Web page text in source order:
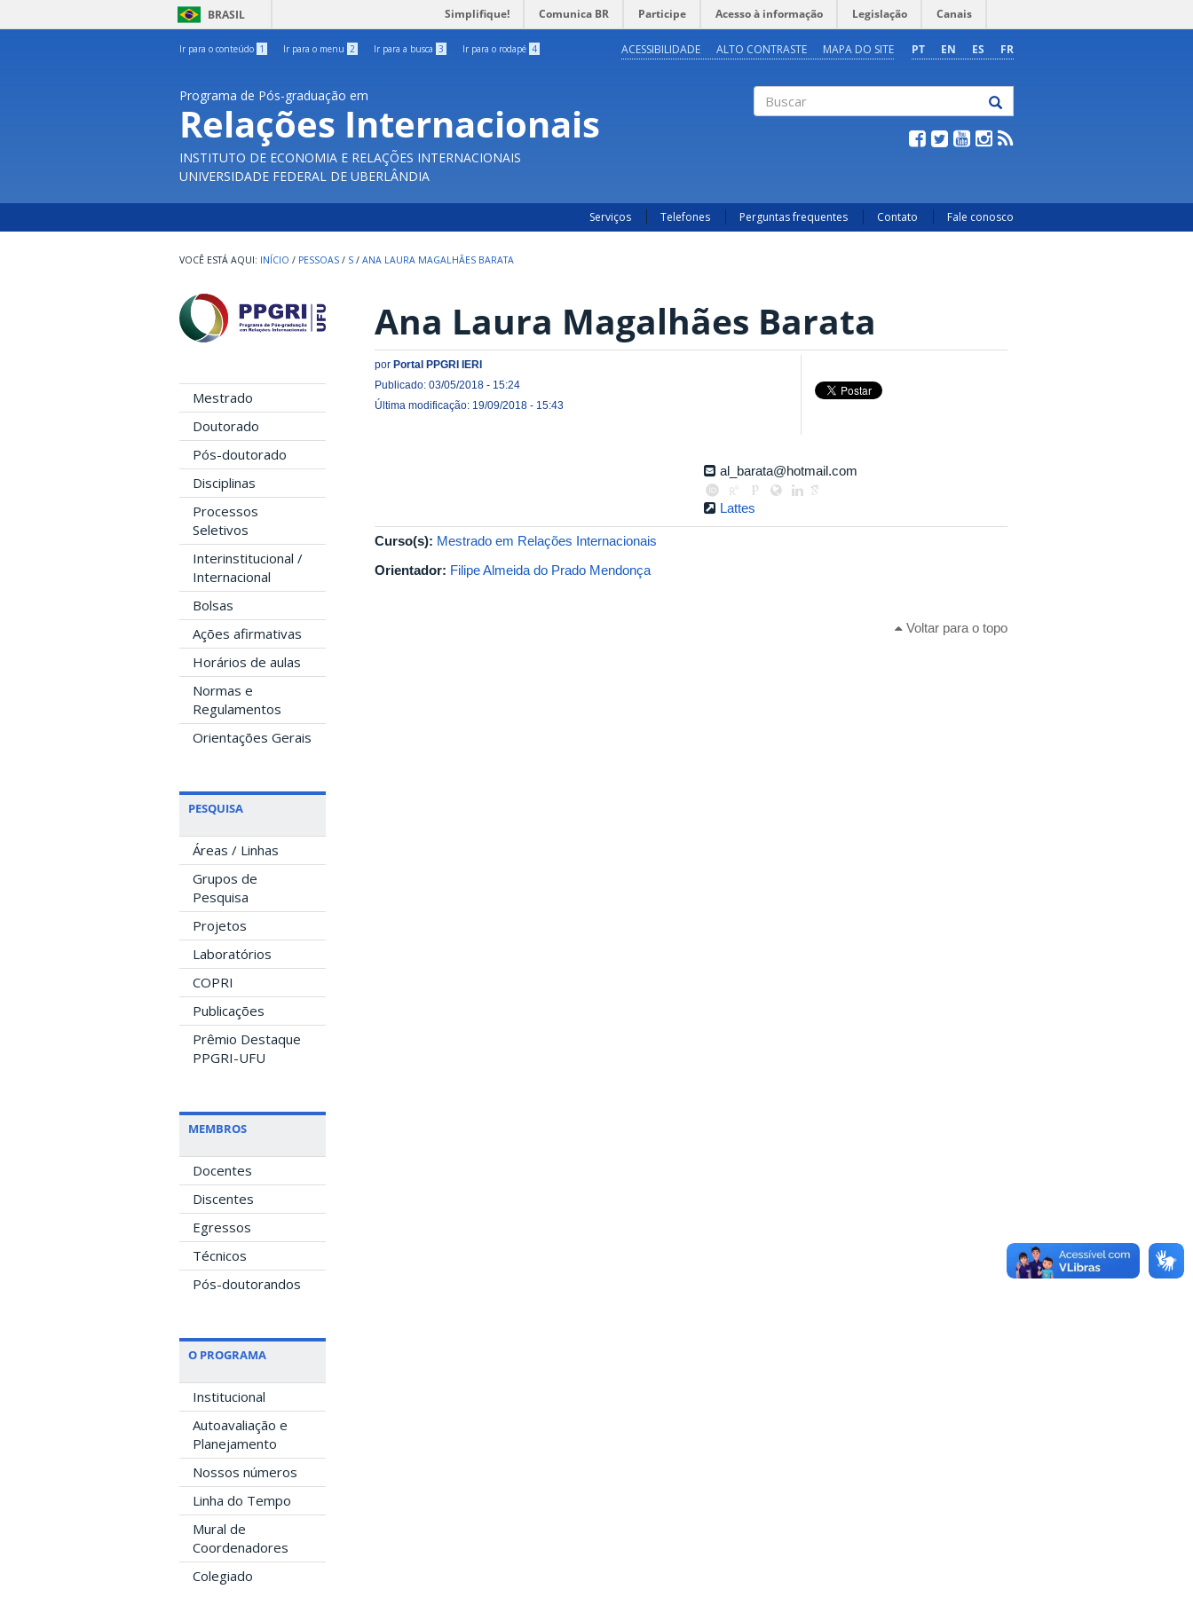
BRASIL Simplifique! Comunica BR Participe Acesso à informação Legislação Canais
Ir para o conteúdo 1 Ir para o menu 2 Ir para a busca 3 Ir para o rodapé 4 PT EN ES FR
ACESSIBILIDADE ALTO CONTRASTE MAPA DO SITE
Programa de Pós-graduação em
Relações Internacionais
INSTITUTO DE ECONOMIA E RELAÇÕES INTERNACIONAIS
UNIVERSIDADE FEDERAL DE UBERLÂNDIA
Serviços Telefones Perguntas frequentes Contato Fale conosco
INÍCIO / PESSOAS / S / ANA LAURA MAGALHÃES BARATA
Mestrado
Doutorado
Pós-doutorado
Disciplinas
Processos
Seletivos
Interinstitucional /
Internacional
Bolsas
Ações afirmativas
Horários de aulas
Normas e
Regulamentos
Orientações Gerais
PESQUISA
Áreas / Linhas
Grupos de
Pesquisa
Projetos
Laboratórios
COPRI
Publicações
Prêmio Destaque
PPGRI-UFU
MEMBROS
Docentes
Discentes
Egressos
Técnicos
Pós-doutorandos
O PROGRAMA
Institucional
Autoavaliação e
Planejamento
Nossos números
Linha do Tempo
Mural de
Coordenadores
Colegiado
Ana Laura Magalhães Barata
por Portal PPGRI IERI
Publicado: 03/05/2018 - 15:24
Última modificação: 19/09/2018 - 15:43
al_barata@hotmail.com
Lattes
Curso(s): Mestrado em Relações Internacionais
Orientador: Filipe Almeida do Prado Mendonça
Voltar para o topo